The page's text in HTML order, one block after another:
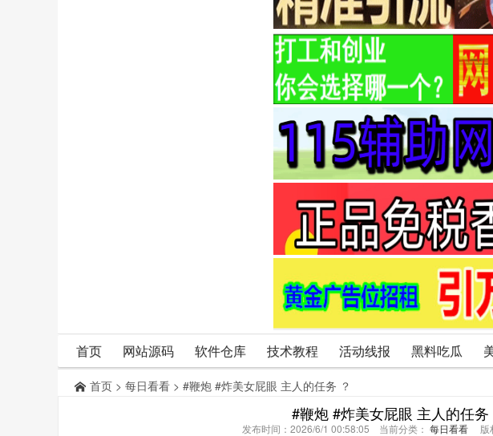
首页 网站源码 软件仓库 技术教程 活动线报 黑料吃瓜
首页 > 每日看看 > #鞭炮 #炸美女屁眼 主人的任务 ？
#鞭炮 #炸美女屁眼 主人的任务
发布时间：2026/6/1 00:58:05 当前分类： 每日看看版权